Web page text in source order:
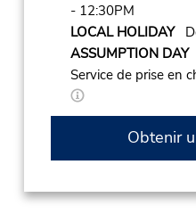
- 12:30PM
LOCAL HOLIDAY
ASSUMPTION DAY
Service de prise en
Obtenir